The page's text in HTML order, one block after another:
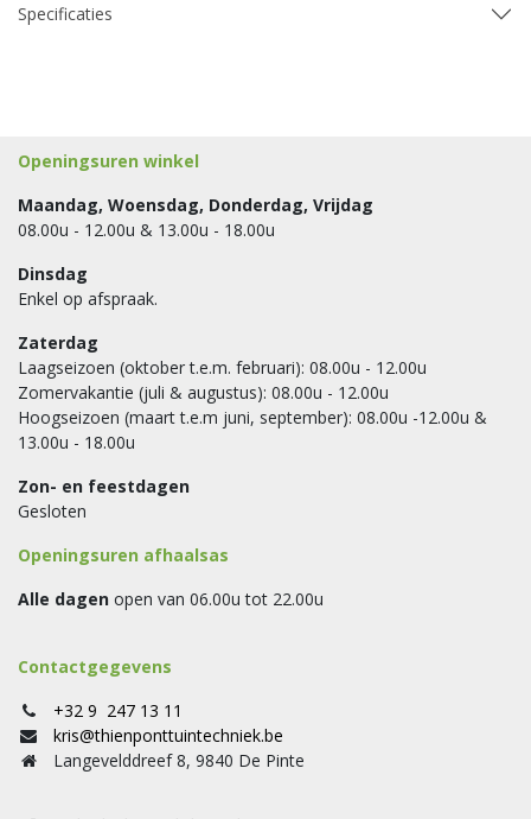
Specificaties
Openingsuren winkel
Maandag, Woensdag, Donderdag, Vrijdag
08.00u - 12.00u & 13.00u - 18.00u
Dinsdag
Enkel op afspraak.
Zaterdag
Laagseizoen (oktober t.e.m. februari): 08.00u - 12.00u
Zomervakantie (juli & augustus): 08.00u - 12.00u
Hoogseizoen (maart t.e.m juni, september): 08.00u -12.00u &
13.00u - 18.00u
Zon- en feestdagen
Gesloten
Openingsuren afhaalsas
Alle dagen open van 06.00u tot 22.00u
Contactgegevens
+32 9 247 13 11
kris@thienponttuintechniek.be
Langevelddreef 8, 9840 De Pinte